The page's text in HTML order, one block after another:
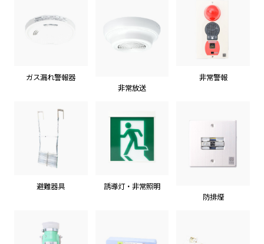
ガス漏れ警報器
非常放送
非常警報
避難器具
誘導灯・非常照明
防排煙